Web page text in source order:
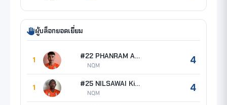
ผู้บล็อกยอดเยี่ยม
1 #22 PHANRAM Anurak
NQM 4
1 #25 NILSAWAI Kissada
NQM 4